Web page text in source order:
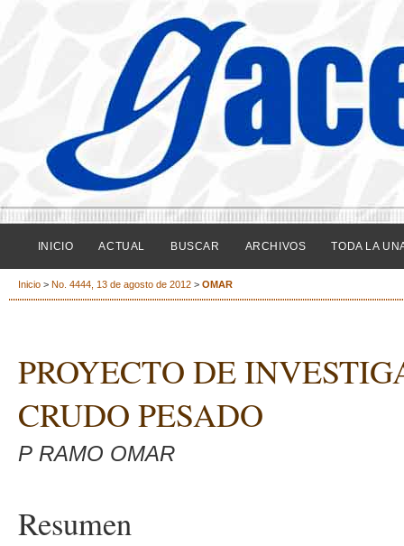
INICIO ACTUAL BUSCAR ARCHIVOS TODA LA
Inicio > No. 4444, 13 de agosto de 2012 > OMAR
PROYECTO DE
CRUDO PESADO
P RAMO OMAR
Resumen